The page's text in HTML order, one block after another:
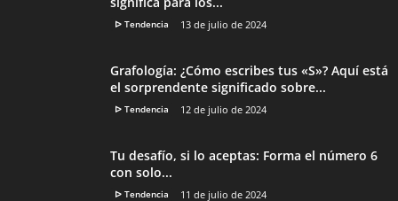
ᐅ Tendencia 13 de julio de 2024
Grafología: ¿Cómo escribes tus «S»? Aquí está
el sorprendente significado sobre...
ᐅ Tendencia 12 de julio de 2024
Tu desafío, si lo aceptas: Forma el número 6
con solo...
ᐅ Tendencia 11 de julio de 2024